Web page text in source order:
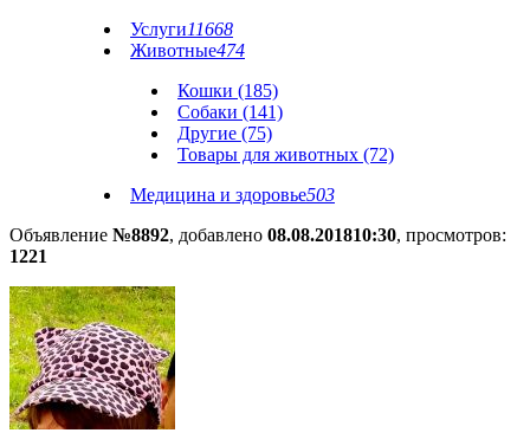
Услуги11668
Животные474
Кошки (185)
Собаки (141)
Другие (75)
Товары для животных (72)
Медицина и здоровье503
Объявление №8892, добавлено 08.08.201810:30, просмотров:
1221